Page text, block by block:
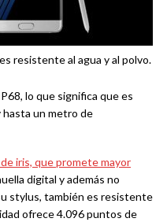
resistente al agua y al polvo.
lo que significa que es
un metro de
iris, que promete mayor
digital y además no
stylus, también es resistente
ofrece 4.096 puntos de